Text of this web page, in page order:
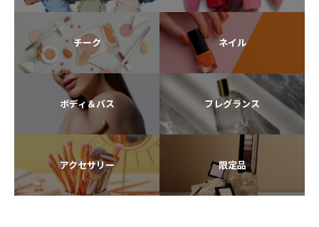
チーク ネイル
ボディ＆バス フレグランス
アクセサリー 限定品